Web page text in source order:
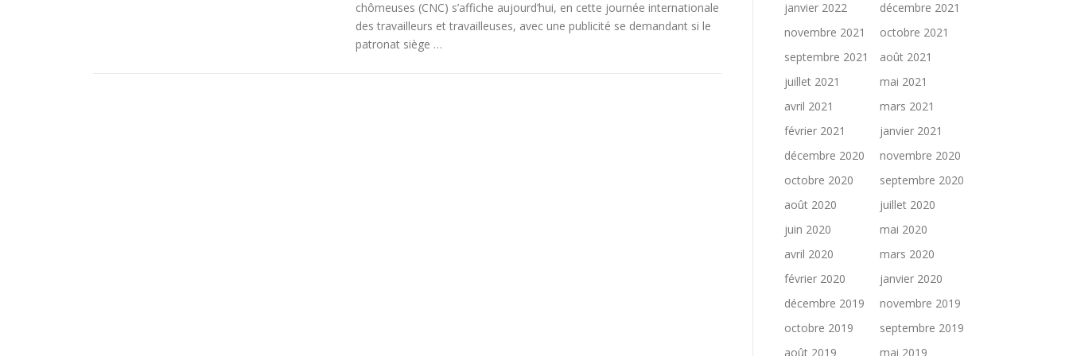
chômeuses (CNC) s’affiche aujourd’hui, en cette journée internationale
des travailleurs et travailleuses, avec une publicité se demandant si le
patronat siège …
janvier 2022
décembre 2021
novembre 2021
octobre 2021
septembre 2021
août 2021
juillet 2021
mai 2021
avril 2021
mars 2021
février 2021
janvier 2021
décembre 2020
novembre 2020
octobre 2020
septembre 2020
août 2020
juillet 2020
juin 2020
mai 2020
avril 2020
mars 2020
février 2020
janvier 2020
décembre 2019
novembre 2019
octobre 2019
septembre 2019
août 2019
mai 2019